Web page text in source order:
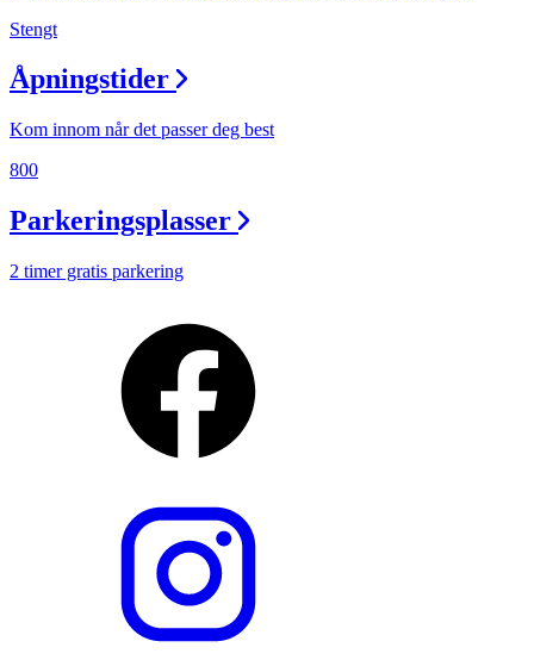
Finn frem
Parkering
Stengt
Åpningstider
Kom innom når det passer deg best
800
Parkeringsplasser
2 timer gratis parkering